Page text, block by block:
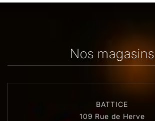
Nos magasins
BATTICE
109 Rue de Herve